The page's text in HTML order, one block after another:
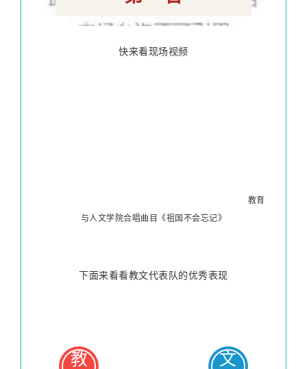
快来看现场视频
教育
与人文学院合唱曲目《祖国不会忘记》
下面来看看教文代表队的优秀表现
教 文